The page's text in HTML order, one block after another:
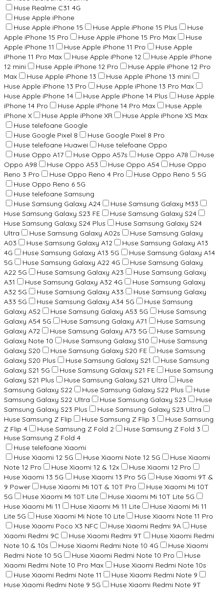
Huse Realme C31 4G
Huse Apple iPhone
Huse Apple iPhone 15
Huse Apple iPhone 15 Plus
Huse
Apple iPhone 15 Pro
Huse Apple iPhone 15 Pro Max
Huse
Apple iPhone 11
Huse Apple iPhone 11 Pro
Huse Apple
iPhone 11 Pro Max
Huse Apple iPhone 12
Huse Apple iPhone
12 mini
Huse Apple iPhone 12 Pro
Huse Apple iPhone 12 Pro
Max
Huse Apple iPhone 13
Huse Apple iPhone 13 mini
Huse Apple iPhone 13 Pro
Huse Apple iPhone 13 Pro Max
Huse Apple iPhone 14
Huse Apple iPhone 14 Plus
Huse Apple
iPhone 14 Pro
Huse Apple iPhone 14 Pro Max
Huse Apple
iPhone X
Huse Apple iPhone XR
Huse Apple iPhone XS Max
Huse telefoane Google
Huse Google Pixel 8
Huse Google Pixel 8 Pro
Huse telefoane Huawei
Huse telefoane Oppo
Huse Oppo A17
Huse Oppo A57s Huse Oppo A78
Huse
Oppo A98
Huse Oppo A53 Huse Oppo A54
Huse Oppo
Reno 3 Pro
Huse Oppo Reno 4 Pro
Huse Oppo Reno 5 5G
Huse Oppo Reno 6 5G
Huse telefoane Samsung
Huse Samsung Galaxy A24
Huse Samsung Galaxy M33
Huse Samsung Galaxy S23 FE
Huse Samsung Galaxy S24
Huse Samsung Galaxy S24 Plus
Huse Samsung Galaxy S24
Ultra
Huse Samsung Galaxy A02s
Huse Samsung Galaxy
A03
Huse Samsung Galaxy A12
Huse Samsung Galaxy A13
4G
Huse Samsung Galaxy A13 5G
Huse Samsung Galaxy A14
5G
Huse Samsung Galaxy A22 4G
Huse Samsung Galaxy
A22 5G
Huse Samsung Galaxy A23
Huse Samsung Galaxy
A31
Huse Samsung Galaxy A32 4G
Huse Samsung Galaxy
A32 5G
Huse Samsung Galaxy A33
Huse Samsung Galaxy
A33 5G
Huse Samsung Galaxy A34 5G
Huse Samsung
Galaxy A52
Huse Samsung Galaxy A53 5G
Huse Samsung
Galaxy A54 5G
Huse Samsung Galaxy A71
Huse Samsung
Galaxy A72
Huse Samsung Galaxy A73 5G
Huse Samsung
Galaxy Note 10
Huse Samsung Galaxy S10
Huse Samsung
Galaxy S20
Huse Samsung Galaxy S20 FE
Huse Samsung
Galaxy S20 Plus
Huse Samsung Galaxy S21
Huse Samsung
Galaxy S21 5G
Huse Samsung Galaxy S21 FE
Huse Samsung
Galaxy S21 Plus
Huse Samsung Galaxy S21 Ultra
Huse
Samsung Galaxy S22
Huse Samsung Galaxy S22 Plus
Huse
Samsung Galaxy S22 Ultra
Huse Samsung Galaxy S23
Huse
Samsung Galaxy S23 Plus
Huse Samsung Galaxy S23 Ultra
Huse Samsung Z Flip
Huse Samsung Z Flip 3
Huse Samsung
Z Flip 4
Huse Samsung Z Fold 2
Huse Samsung Z Fold 3
Huse Samsung Z Fold 4
Huse telefoane Xiaomi
Huse Xiaomi 12 5G
Huse Xiaomi Note 12 5G
Huse Xiaomi
Note 12 Pro
Huse Xiaomi 12 & 12x
Huse Xiaomi 12 Pro
Huse Xiaomi 13 5G
Huse Xiaomi 13 Pro 5G
Huse Xiaomi 9T &
9 Power
Huse Xiaomi Mi 10T & 10T Pro
Huse Xiaomi Mi 10T
5G
Huse Xiaomi Mi 10T Lite
Huse Xiaomi Mi 10T Lite 5G
Huse Xiaomi Mi 11
Huse Xiaomi Mi 11 Lite
Huse Xiaomi Mi 11
Lite 5G
Huse Xiaomi Mi Note 10 Lite
Huse Xiaomi Note 11 Pro
Huse Xiaomi Poco X3 NFC
Huse Xiaomi Redmi 9A
Huse
Xiaomi Redmi 9C
Huse Xiaomi Redmi 9T
Huse Xiaomi Redmi
Note 10 & 10s
Huse Xiaomi Redmi Note 10 4G
Huse Xiaomi
Redmi Note 10 5G
Huse Xiaomi Redmi Note 10 Pro
Huse
Xiaomi Redmi Note 10 Pro Max
Huse Xiaomi Redmi Note 10s
Huse Xiaomi Redmi Note 11
Huse Xiaomi Redmi Note 9
Huse Xiaomi Redmi Note 9 5G
Huse Xiaomi Redmi Note 9T